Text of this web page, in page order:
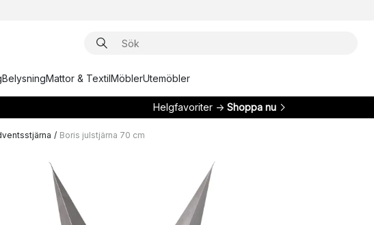
BelysningMattor & TextilMöblerUtemöbler
Helgfavoriter → Shoppa nu
/ Boris julstjärna 70 cm